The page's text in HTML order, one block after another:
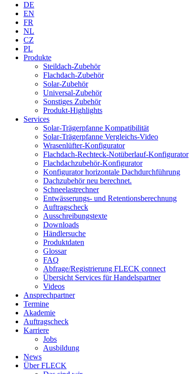
DE
EN
FR
NL
CZ
PL
Produkte
Steildach-Zubehör
Flachdach-Zubehör
Solar-Zubehör
Universal-Zubehör
Sonstiges Zubehör
Produkt-Highlights
Services
Solar-Trägerpfanne Kompatibilität
Solar-Trägerpfanne Vergleichs-Video
Wrasenlüfter-Konfigurator
Flachdach-Rechteck-Notüberlauf-Konfigurator
Flachdachzubehör-Konfigurator
Konfigurator horizontale Dachdurchführung
Dachzubehör neu berechnet.
Schneelastrechner
Entwässerungs- und Retentionsberechnung
Auftragscheck
Ausschreibungstexte
Downloads
Händlersuche
Produktdaten
Glossar
FAQ
Abfrage/Registrierung FLECK connect
Übersicht Services für Handelspartner
Videos
Ansprechpartner
Termine
Akademie
Auftragscheck
Karriere
Jobs
Ausbildung
News
Über FLECK